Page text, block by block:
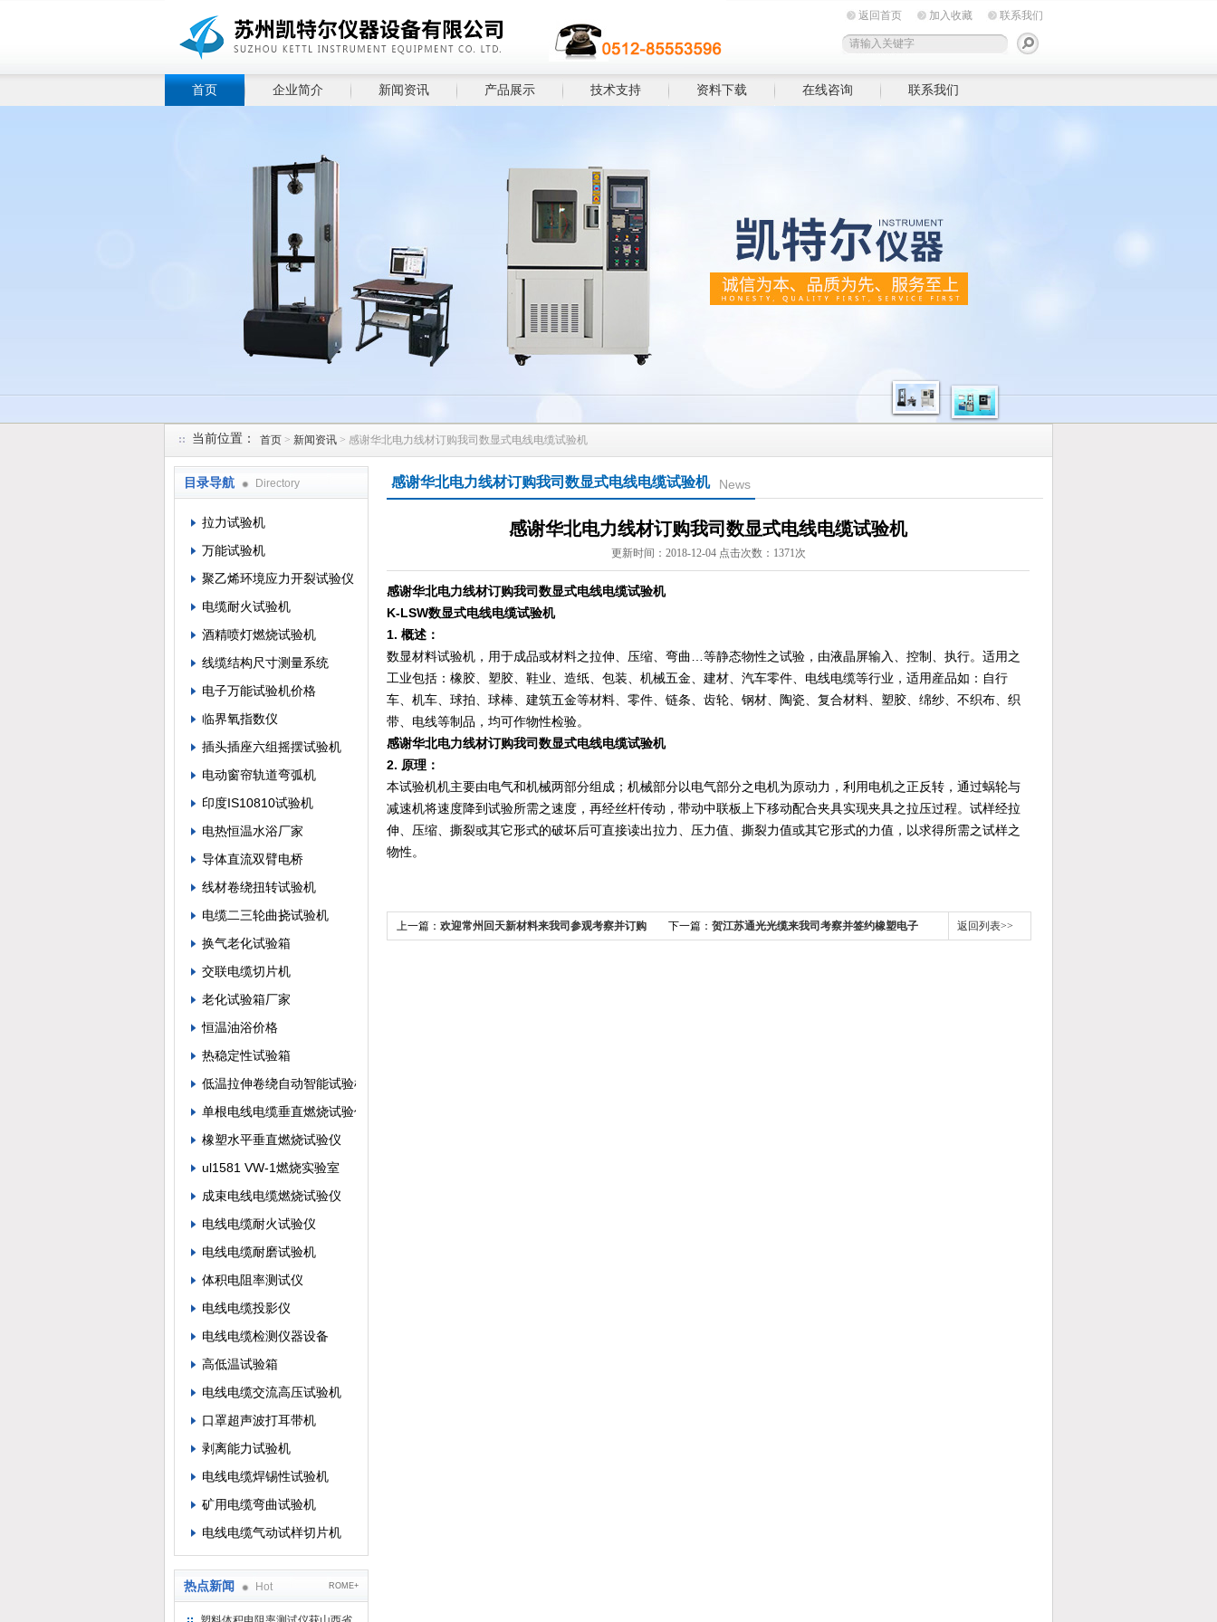
返回首页 加入收藏 联系我们
首页 企业简介 新闻资讯 产品展示 技术支持 资料下载 在线咨询 联系我们
当前位置： 首页 > 新闻资讯 > 感谢华北电力线材订购我司数显式电线电缆试验机
目录导航 Directory
拉力试验机
万能试验机
聚乙烯环境应力开裂试验仪
电缆耐火试验机
酒精喷灯燃烧试验机
线缆结构尺寸测量系统
电子万能试验机价格
临界氧指数仪
插头插座六组摇摆试验机
电动窗帘轨道弯弧机
印度IS10810试验机
电热恒温水浴厂家
导体直流双臂电桥
线材卷绕扭转试验机
电缆二三轮曲挠试验机
换气老化试验箱
交联电缆切片机
老化试验箱厂家
恒温油浴价格
热稳定性试验箱
低温拉伸卷绕自动智能试验机
单根电线电缆垂直燃烧试验仪
橡塑水平垂直燃烧试验仪
ul1581 VW-1燃烧实验室
成束电线电缆燃烧试验仪
电线电缆耐火试验仪
电线电缆耐磨试验机
体积电阻率测试仪
电线电缆投影仪
电线电缆检测仪器设备
高低温试验箱
电线电缆交流高压试验机
口罩超声波打耳带机
剥离能力试验机
电线电缆焊锡性试验机
矿用电缆弯曲试验机
电线电缆气动试样切片机
热点新闻 Hot ROME+
感谢华北电力线材订购我司数显式电线电缆试验机 News
感谢华北电力线材订购我司数显式电线电缆试验机
更新时间：2018-12-04 点击次数：1371次
感谢华北电力线材订购我司数显式电线电缆试验机
K-LSW数显式电线电缆试验机
1. 概述：
数显材料试验机，用于成品或材料之拉伸、压缩、弯曲…等静态物性之试验，由液晶屏输入、控制、执行。适用之
工业包括：橡胶、塑胶、鞋业、造纸、包装、机械五金、建材、汽车零件、电线电缆等行业，适用産品如：自行
车、机车、球拍、球棒、建筑五金等材料、零件、链条、齿轮、钢材、陶瓷、复合材料、塑胶、绵纱、不织布、织
带、电线等制品，均可作物性检验。
感谢华北电力线材订购我司数显式电线电缆试验机
2. 原理：
本试验机机主要由电气和机械两部分组成；机械部分以电气部分之电机为原动力，利用电机之正反转，通过蜗轮与
减速机将速度降到试验所需之速度，再经丝杆传动，带动中联板上下移动配合夹具实现夹具之拉压过程。试样经拉
伸、压缩、撕裂或其它形式的破坏后可直接读出拉力、压力值、撕裂力值或其它形式的力值，以求得所需之试样之
物性。
上一篇： 欢迎常州回天新材料来我司参观考察并订购 下一篇： 贺江苏通光光缆来我司考察并签约橡塑电子 返回列表>>